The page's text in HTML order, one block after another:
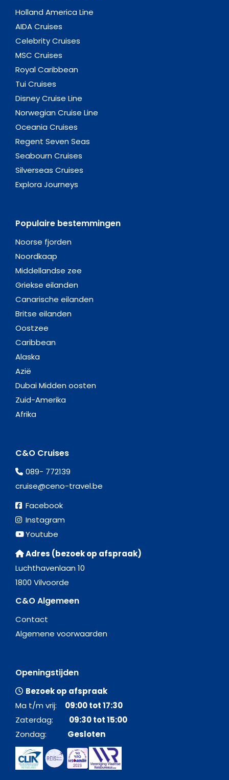
Holland America Line
AIDA Cruises
Celebrity Cruises
MSC Cruises
Royal Caribbean
Tui Cruises
Disney Cruise Line
Norwegian Cruise Line
Oceania Cruises
Regent Seven Seas
Seabourn Cruises
Silverseas Cruises
Explora Journeys
Populaire bestemmingen
Noorse fjorden
Noordkaap
Middellandse zee
Griekse eilanden
Canarische eilanden
Britse eilanden
Oostzee
Caribbean
Alaska
Azië
Dubai Midden oosten
Zuid-Amerika
Afrika
C&O Cruises
089- 772139
cruise@ceno-travel.be
Facebook
Instagram
Youtube
Adres (bezoek op afspraak)
Luchthavenlaan 10
1800 Vilvoorde
C&O Algemeen
Contact
Algemene voorwaarden
Openingstijden
Bezoek op afspraak
Ma t/m vrij: 09:00 tot 17:30
Zaterdag: 09:30 tot 15:00
Zondag: Gesloten